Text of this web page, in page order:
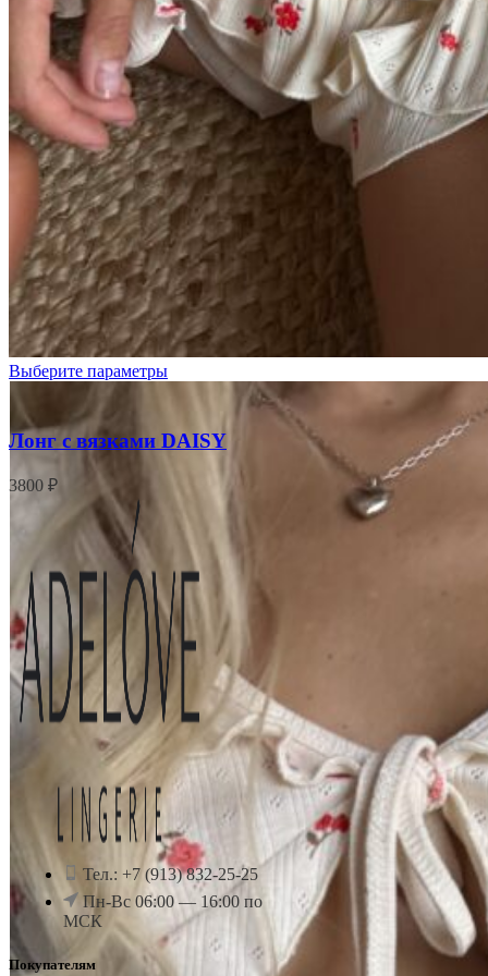
Белый
Черный
Выберите параметры
Лонг с вязками DAISY
3800 ₽
Тел.: +7 (913) 832-25-25
Пн-Вс 06:00 — 16:00 по
МСК
Покупателям